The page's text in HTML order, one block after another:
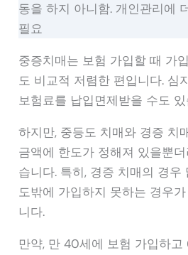
동을 하지 아니함. 개인관리에
필요
중증치매는 보험 가입할 때 가
도 비교적 저렴한 편입니다. 심
보험료를 납입면제받을 수도
하지만, 중등도 치매와 경증 치
금액에 한도가 정해져 있을뿐
습니다. 특히, 경증 치매의 경
도밖에 가입하지 못하는 경우
니다.
만약, 만 40세에 보험 가입하